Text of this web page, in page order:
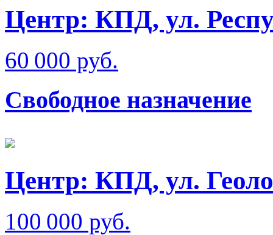
Центр: КПД, ул.
60 000 руб.
Свободное назначение
Центр: КПД, ул.
100 000 руб.